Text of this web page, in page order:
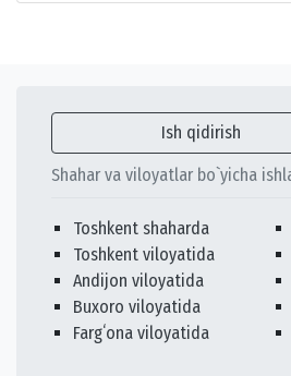
Ish qidirish
Shahar va viloyatlar bo`yicha
Toshkent shaharda
Toshkent viloyatida
Andijon viloyatida
Buxoro viloyatida
Fargʻona viloyatida